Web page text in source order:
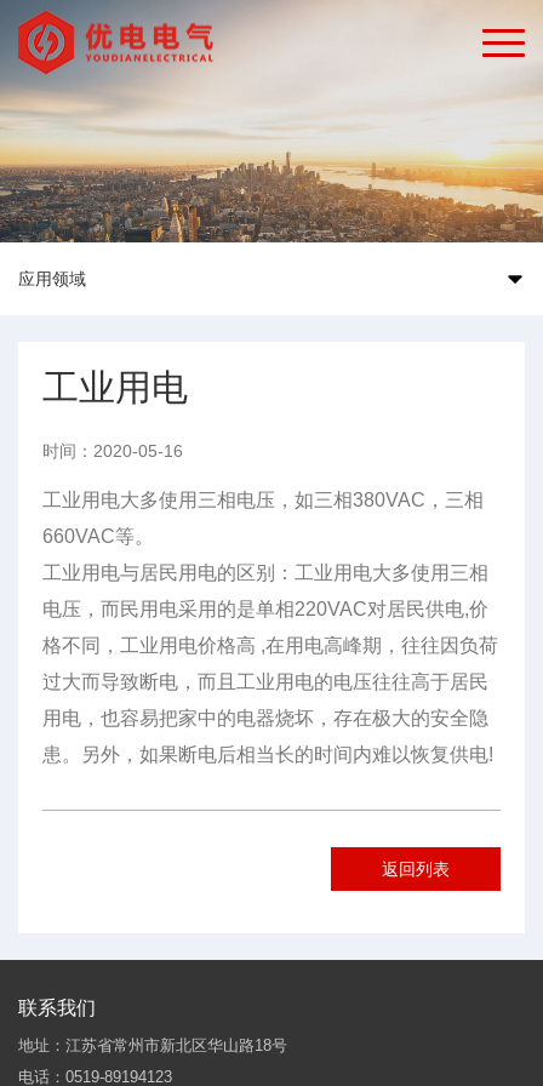
应用领域
工业用电
时间：2020-05-16
工业用电大多使用三相电压，如三相380VAC，三相
660VAC等。
工业用电与居民用电的区别：工业用电大多使用三相
电压，而民用电采用的是单相220VAC对居民供电,价
格不同，工业用电价格高 ,在用电高峰期，往往因负荷
过大而导致断电，而且工业用电的电压往往高于居民
用电，也容易把家中的电器烧坏，存在极大的安全隐
患。另外，如果断电后相当长的时间内难以恢复供电!
返回列表
联系我们
地址：江苏省常州市新北区华山路18号
电话：0519-89194123